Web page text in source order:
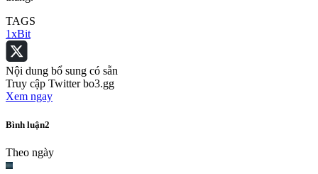
TAGS
1xBit
Nội dung bổ sung có sẵn
Truy cập Twitter bo3.gg
Xem ngay
Bình luận2
Theo ngày